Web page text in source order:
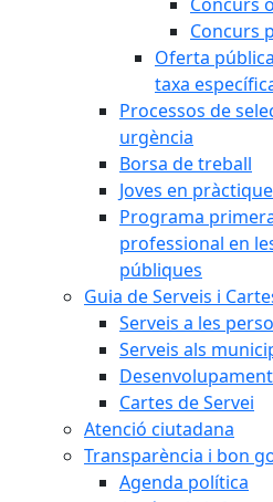
Concurs
Oferta
taxa
Processos de
urgència
Borsa de treball
Joves en
Programa
professional en
públiques
Guia de Serveis i
Serveis a les
Serveis als
Cartes de Servei
Atenció ciutadana
Transparència i bon
Agenda política